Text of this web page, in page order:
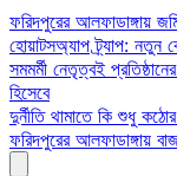
Skip
to
content
ফরিদপুরের আলফাডাঙ্গায়
হোয়াটসঅ্যাপ ট্র্যাপ: নতুন
সমমর্মী নেতৃত্বই
হিসেবে
দুর্নীতি থামাতে কি শুধু
ফরিদপুরের আলফাডাঙ্গায়